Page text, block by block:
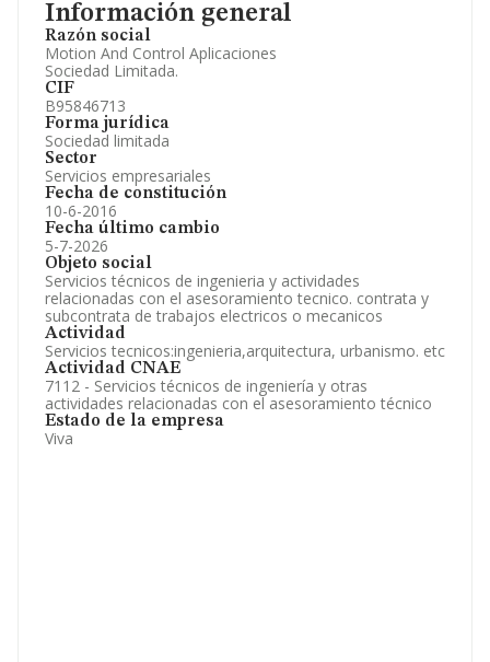
Información general
Razón social
Motion And Control Aplicaciones
Sociedad Limitada.
CIF
B95846713
Forma jurídica
Sociedad limitada
Sector
Servicios empresariales
Fecha de constitución
10-6-2016
Fecha último cambio
5-7-2026
Objeto social
Servicios técnicos de ingenieria y actividades
relacionadas con el asesoramiento tecnico. contrata y
subcontrata de trabajos electricos o mecanicos
Actividad
Servicios tecnicos:ingenieria,arquitectura, urbanismo. etc
Actividad CNAE
7112 - Servicios técnicos de ingeniería y otras
actividades relacionadas con el asesoramiento técnico
Estado de la empresa
Viva
Artículos de prensa publicados sobre la empresa.
Información oficial y registral complementaria.